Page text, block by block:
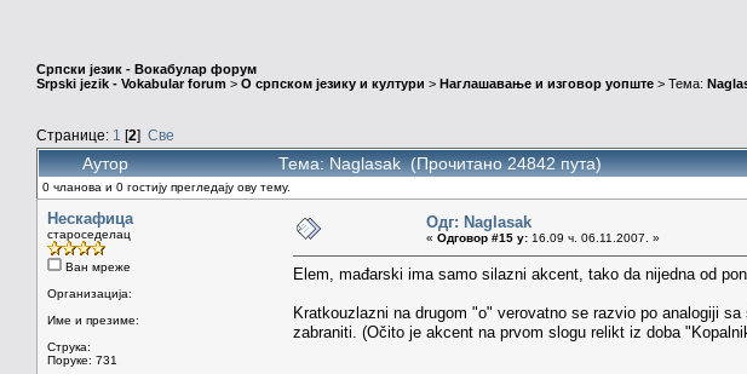
Српски језик - Вокабулар форум
Srpski jezik - Vokabular forum > О српском језику и култури > Наглашавање и изговор уопште > Тема:
Странице: 1 [2] Све
Аутор Тема: Naglasak (Прочитано 24842 пута)
0 чланова и 0 гостију прегледају ову тему.
Нескафица
староседелац
Ван мреже
Организација:
Име и презиме:
Струка:
Поруке: 731
Одг: Naglasak
« Одговор #15 у: 16.09 ч. 06.11.2007. »
Elem, mađarski ima samo silazni akcent, tako da nijedna od
Kratkouzlazni na drugom "o" verovatno se razvio po analogiji
zabraniti. (Očito je akcent na prvom slogu relikt iz doba